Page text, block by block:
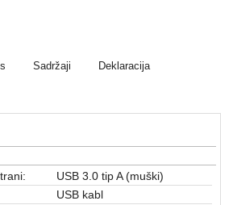
Sadržaji Deklaracija
USB 3.0 tip A (muški)
USB kabl